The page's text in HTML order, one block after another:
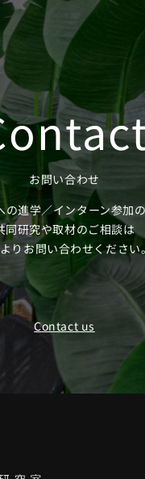
お問い合わせ
の進学／インターン参加の
同研究や取材のご相談は
りお問い合わせください。
Contact us